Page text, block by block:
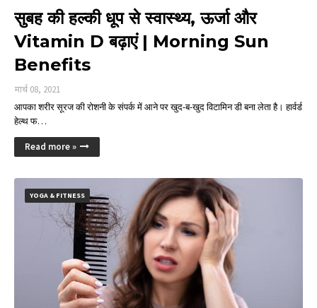
सुबह की हल्की धूप से स्वास्थ्य, ऊर्जा और
Vitamin D बढ़ाएं | Morning Sun
Benefits
मार्च 08, 2021
आपका शरीर सूरज की रोशनी के संपर्क में आने पर खुद-ब-खुद विटामिन डी बना लेता है। हार्वर्ड
हेल्थ फ…
Read more »
YOGA & FITNESS